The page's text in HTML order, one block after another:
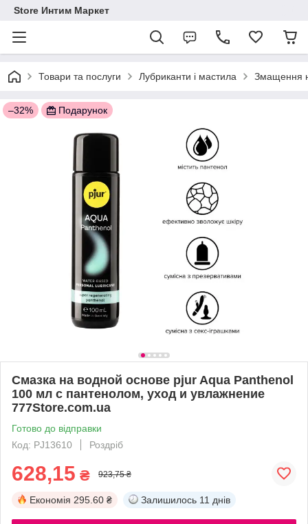
Store Интим Маркет
Товари та послуги Лубриканти і мастила Змащення
–32% Подарунок
Смазка на водной основе pjur Aqua Panthenol
100 мл с пантенолом, уход и увлажнение
777Store.com.ua
Готово до відправки
Код: PJ13610
Роздріб
628,15 ₴ 923,75 ₴
Економія 295.60 ₴ Залишилось 11 днів